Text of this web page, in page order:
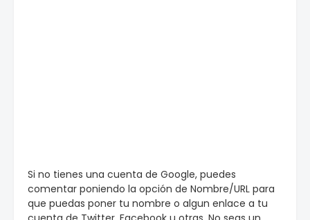
Si no tienes una cuenta de Google, puedes
comentar poniendo la opción de Nombre/URL para
que puedas poner tu nombre o algun enlace a tu